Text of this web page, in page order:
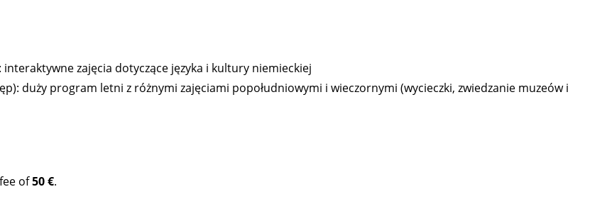
: interaktywne zajęcia dotyczące języka i kultury niemieckiej
duży program letni z różnymi zajęciami popołudniowymi i wieczornymi (wycieczki, zwiedzanie muzeów i
of50 €.